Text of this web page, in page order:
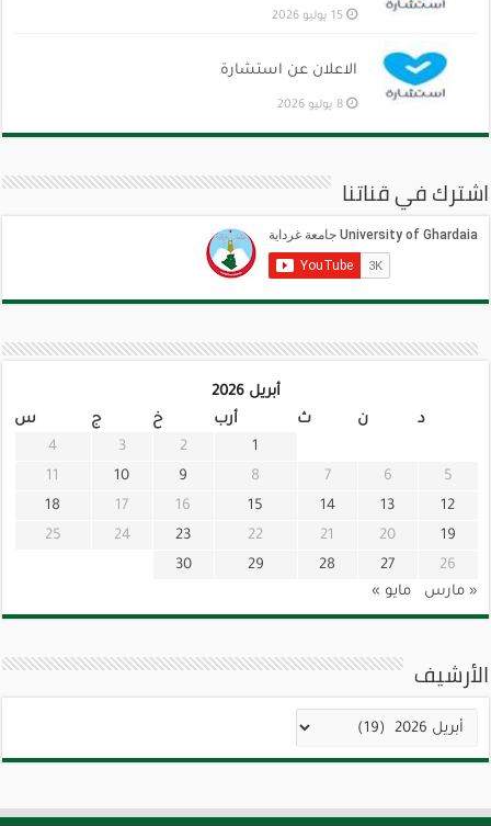
15 يوليو 2026
الاعلان عن استشارة
8 يوليو 2026
اشترك في قناتنا
أبريل 2026
د
ن ث أرب خ ج
س
1
2
3
4
5
6
7
8
9
10
11
12
13
14
15
16
17
18
19
20
21
22
23
24
25
26
27
28
29
30
« مارس
مايو »
الأرشيف
الأرشيف